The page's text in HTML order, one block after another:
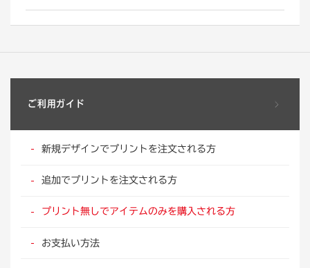
ご利用ガイド
新規デザインでプリントを注文される方
追加でプリントを注文される方
プリント無しでアイテムのみを購入される方
お支払い方法